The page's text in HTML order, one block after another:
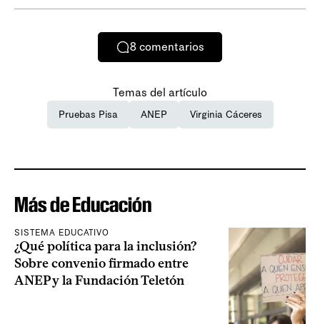
8 comentarios
Temas del artículo
Pruebas Pisa ANEP Virginia Cáceres
Más de Educación
SISTEMA EDUCATIVO
¿Qué política para la inclusión?
Sobre convenio firmado entre
ANEP y la Fundación Teletón